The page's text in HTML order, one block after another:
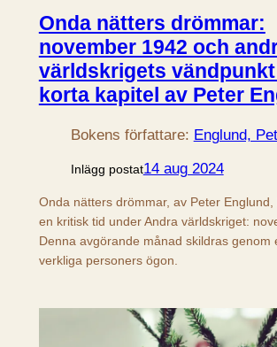
Onda nätters drömmar:
november 1942 och
världskrigets vändpunkt
korta kapitel av Peter
Bokens författare: Englund,
Inlägg postat14 aug 2024
Onda nätters drömmar, av Peter Englund,
en kritisk tid under Andra världskriget:
Denna avgörande månad skildras genom
verkliga personers ögon.